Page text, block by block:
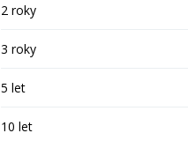
2 roky
3 roky
5 let
10 let